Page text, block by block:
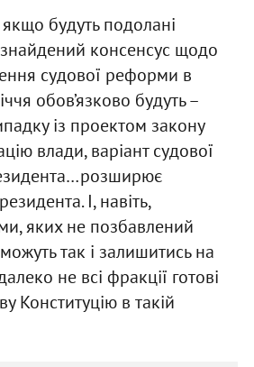
будуть подолані
консенсус щодо
судової реформи в
обов’язково будуть –
із проектом закону
влади, варіант судової
І, навіть,
яких не позбавлений
так і залишитись на
не всі фракції готові
Конституцію в такій